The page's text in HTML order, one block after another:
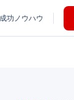
功ノウハウ